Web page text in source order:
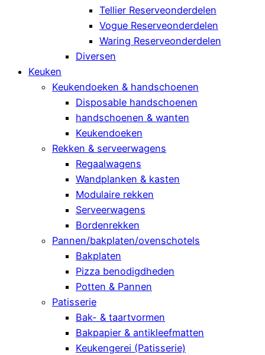
Tellier Reserveonderdelen
Vogue Reserveonderdelen
Waring Reserveonderdelen
Diversen
Keuken
Keukendoeken & handschoenen
Disposable handschoenen
handschoenen & wanten
Keukendoeken
Rekken & serveerwagens
Regaalwagens
Wandplanken & kasten
Modulaire rekken
Serveerwagens
Bordenrekken
Pannen/bakplaten/ovenschotels
Bakplaten
Pizza benodigdheden
Potten & Pannen
Patisserie
Bak- & taartvormen
Bakpapier & antikleefmatten
Keukengerei (Patisserie)